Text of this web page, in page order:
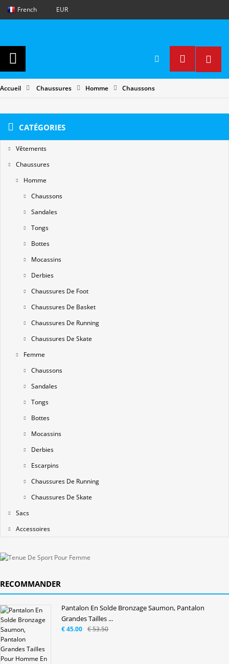
French EUR
Accueil Chaussures Homme Chaussons
CATÉGORIES
Vêtements
Chaussures
Homme
Chaussons
Sandales
Tongs
Bottes
Mocassins
Derbies
Chaussures De Foot
Chaussures De Basket
Chaussures De Running
Chaussures De Skate
Femme
Chaussons
Sandales
Tongs
Bottes
Mocassins
Derbies
Escarpins
Chaussures De Running
Chaussures De Skate
Sacs
Accessoires
RECOMMANDER
Pantalon En Solde Bronzage Saumon, Pantalon
Grandes Tailles ...
€ 53.50
€ 45.00